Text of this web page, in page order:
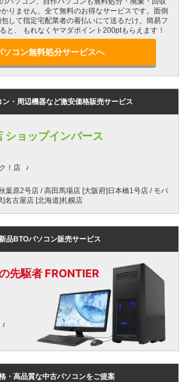
りません、全て無料のお得なサービスです。面倒
して指定宅配業者の着払いにて送るだけ。簡易フ
と、 もれなくヤマダポイント200ptもらえます！
ソコン無料処分サービスへ
ン・周辺機器など激安価格販売サービス
ショップインバース
！店
葉原2号店 / 高田馬場店 [大阪府]日本橋1号店 / モバ
]名古屋店 [北海道]札幌店
品BTOパソコン販売サービス
先駆者 FRONTIER
・高品質な中古パソコンをご提案